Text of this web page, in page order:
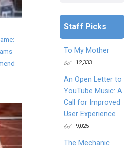
Staff Picks
To My Mother
12,333
An Open Letter to
YouTube Music: A
Call for Improved
User Experience
9,025
The Mechanic